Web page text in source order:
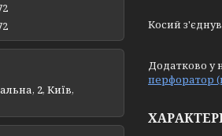
Косий
Додатково у
перфоратор
2, Київ,